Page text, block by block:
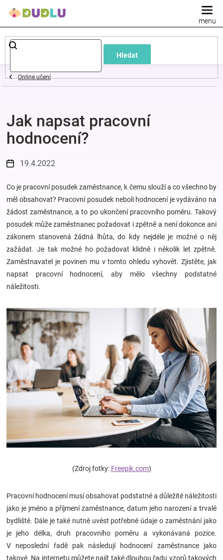
Hledat
Dětské
a
oblečení
Pokojíček
a
kojenecká
výbava
Hračky
a
pro
děti
Těhotenské
oblečení
Hračkářství
Přihlášení
Online učení
Jak napsat pracovní
hodnocení?
19.4.2022
Co je pracovní posudek zaměstnance, k čemu slouží a co všechno by
měl obsahovat? Pracovní posudek neboli hodnocení je vydáváno na
žádost zaměstnance, a to po ukončení pracovního poměru. Takový
posudek může zaměstnanec požadovat i zpětně a není dokonce ani
zákonem stanovená žádná lhůta, do kdy nejdéle je možné o něj
zažádat. Je tak možné ho požadovat klidně i několik let zpětně.
Zaměstnavatel je povinen mu v tomto ohledu vyhovět. Zjistěte, jak
napsat pracovní hodnocení, aby mělo všechny podstatné
náležitosti.
(Zdroj fotky: Freepik.com)
Pracovní hodnocení musí obsahovat podstatné a důležité náležitosti
jako je jméno a příjmení zaměstnance, datum jeho narození a trvalé
bydliště. Dále je také nutné uvést potřebné údaje o zaměstnání jako
je jeho délka, druh pracovního poměru a vykonávaná pozice.
V neposlední řadě pak následují hodnocení zaměstnance jako
takové. Na internetu můžete najít také dlouhou řadu vzorů takových